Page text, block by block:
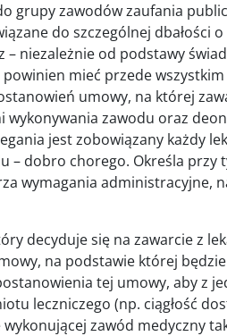
grupy zawodów zaufania
do szczególnej dbałości o
niezależnie od podstawy
mieć przede
umowy, na której
zawodu oraz
jest zobowiązany każdy
– dobro chorego. Określa przy
wymagania administracyjne,
decyduje się na zawarcie z
na podstawie której
tej umowy, aby z
leczniczego (np. ciągłość
zawód medyczny